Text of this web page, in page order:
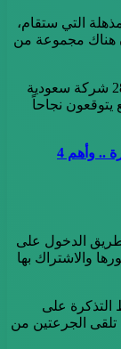
التي ستقام،
هناك مجموعة من
ومن أبرز الفعاليات التي يمكن ذكرها الآن هي 280 شركة سعودية
يتوقعون نجاحاً
مولات شرق الرياض الشهيرة .. وأهم 4
في موسم الرياض 2021 عن طريق الدخول على
والاشتراك بها
التذكرة على
تلقى الجرعتين من